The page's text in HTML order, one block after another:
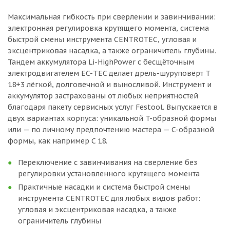
Максимальная гибкость при сверлении и завинчивании:
электронная регулировка крутящего момента, система
быстрой смены инструмента CENTROTEC, угловая и
эксцентриковая насадка, а также ограничитель глубины.
Тандем аккумулятора Li-HighPower с бесщёточным
электродвигателем EC-TEC делает дрель-шуруповёрт T
18+3 лёгкой, долговечной и выносливой. Инструмент и
аккумулятор застрахованы от любых неприятностей
благодаря пакету сервисных услуг Festool. Выпускается в
двух вариантах корпуса: уникальной T-образной формы
или — по личному предпочтению мастера — C-образной
формы, как например C 18.
Переключение с завинчивания на сверление без
регулировки установленного крутящего момента
Практичные насадки и система быстрой смены
инструмента CENTROTEC для любых видов работ:
угловая и эксцентриковая насадка, а также
ограничитель глубины